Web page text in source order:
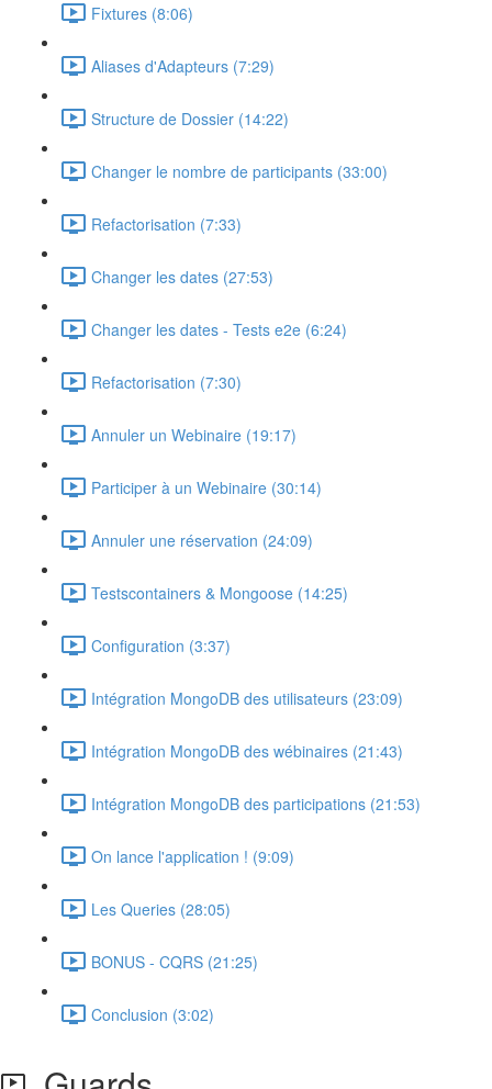
Fixtures (8:06)
Aliases d'Adapteurs (7:29)
Structure de Dossier (14:22)
Changer le nombre de participants (33:00)
Refactorisation (7:33)
Changer les dates (27:53)
Changer les dates - Tests e2e (6:24)
Refactorisation (7:30)
Annuler un Webinaire (19:17)
Participer à un Webinaire (30:14)
Annuler une réservation (24:09)
Testscontainers & Mongoose (14:25)
Configuration (3:37)
Intégration MongoDB des utilisateurs (23:09)
Intégration MongoDB des wébinaires (21:43)
Intégration MongoDB des participations (21:53)
On lance l'application ! (9:09)
Les Queries (28:05)
BONUS - CQRS (21:25)
Conclusion (3:02)